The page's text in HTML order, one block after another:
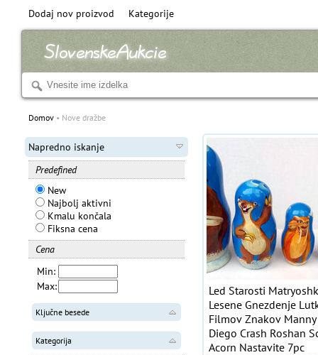
Dodaj nov proizvod Kategorije
Domov Nove dražbe
Napredno iskanje
Predefined
New
Najbolj aktivni
Kmalu končala
Fiksna cena
Cena
Min:
Max:
Ključne besede
Kategorija
Led Starosti
Lesene Gnezdenje
Filmov Znakov
Diego Crash Roshan
Acorn Nastavite 7pc